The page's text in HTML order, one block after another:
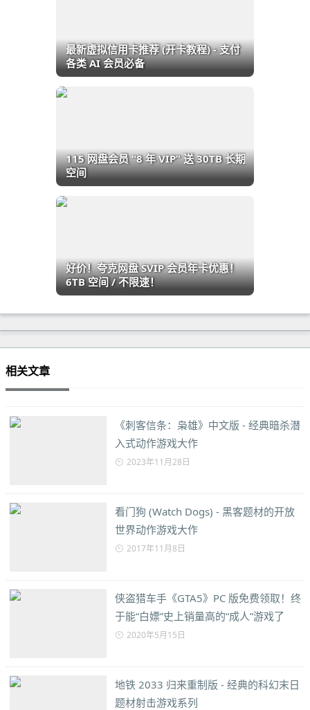
最新虚拟信用卡推荐 (开卡教程) - 支付
各类 AI 会员必备
115 网盘会员 “8 年 VIP” 送 30TB 长期
空间
好价！夸克网盘 SVIP 会员年卡优惠！
6TB 空间 / 不限速！
相关文章
《刺客信条：枭雄》中文版 - 经典暗杀潜
入式动作游戏大作
2023年11月28日
看门狗 (Watch Dogs) - 黑客题材的开放
世界动作游戏大作
2017年11月8日
侠盗猎车手《GTA5》PC 版免费领取！终
于能“白嫖”史上销量高的“成人”游戏了
2020年5月15日
地铁 2033 归来重制版 - 经典的科幻末日
题材射击游戏系列